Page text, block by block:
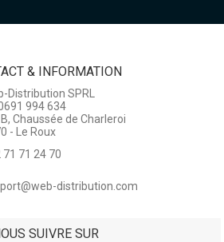
& INFORMATION
Distribution SPRL
994 634
Chaussée de Charleroi
- Le Roux
71 71 24 70
distribution.com
SUIVRE SUR